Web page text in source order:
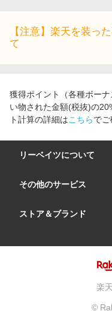
【注意】楽天を装っ
て
獲得ポイント（各種ボー
い物された金額(税抜)の
ト計算の詳細はこちらでご
リーベイツについて
会社概要
サイトマップ
リーベイツ ポイントア
その他のサービス
楽天市場
ストア＆ブランド
楽
©